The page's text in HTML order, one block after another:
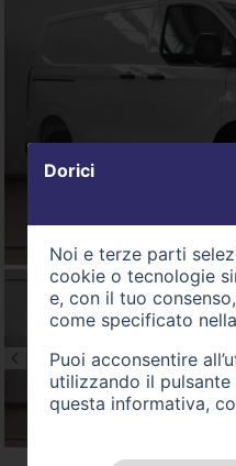
Dorici
Noi e terze parti
cookie o tecnologie
e, con il tuo
come specificato nella
Puoi acconsentire
utilizzando il pulsante
questa informativa,